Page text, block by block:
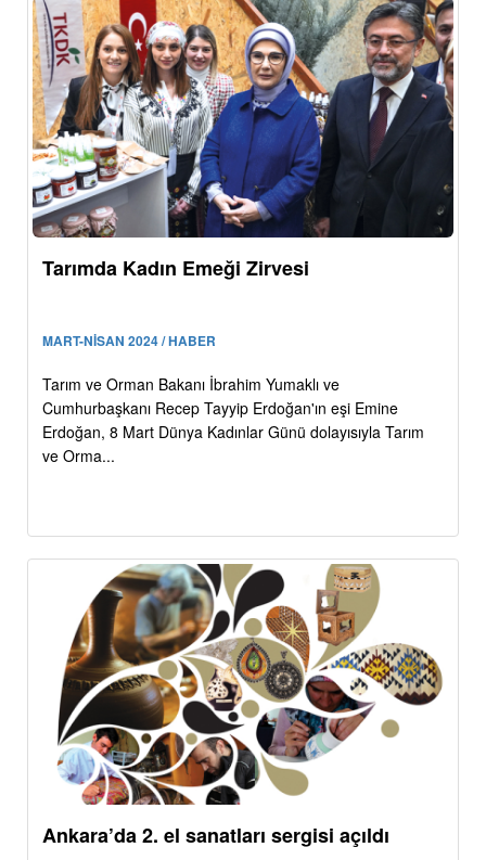
Tarımda Kadın Emeği Zirvesi
MART-NİSAN 2024 / HABER
Tarım ve Orman Bakanı İbrahim Yumaklı ve
Cumhurbaşkanı Recep Tayyip Erdoğan'ın eşi Emine
Erdoğan, 8 Mart Dünya Kadınlar Günü dolayısıyla Tarım
ve Orma...
Ankara’da 2. el sanatları sergisi açıldı